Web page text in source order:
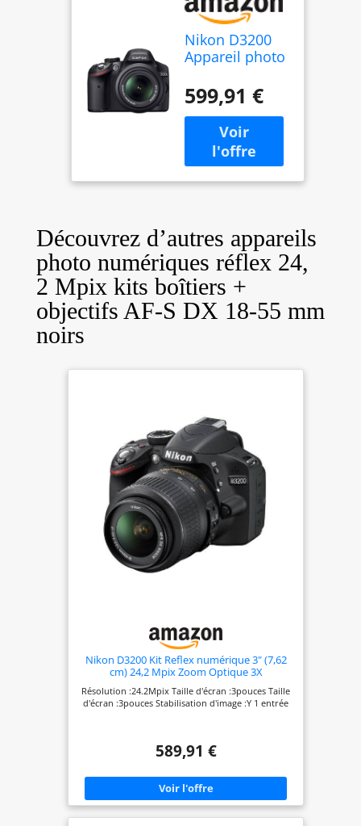
Nikon D3200
Appareil photo
Réflex 24,2
Mpix Kit Boîtier
+ Objectif AF-S
DX 18-55 Mm
Noir
599,91 €
Découvrez d’autres appareils
photo numériques réflex 24,
2 Mpix kits boîtiers +
objectifs AF-S DX 18-55 mm
noirs
Nikon D3200 Kit Reflex numérique 3" (7,62
cm) 24,2 Mpix Zoom Optique 3X
USB/HDMI/SD Noir + AF-S DX VR II Objectif
18-55 mm
Résolution :24.2Mpix Taille d'écran :3pouces Taille
d'écran :3pouces Stabilisation d'image :Y 1 entrée
589,91 €